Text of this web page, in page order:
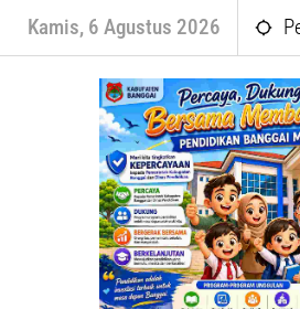
Kamis, 6 Agustus 2026